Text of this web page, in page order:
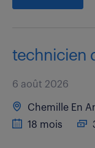
technicien
6 août 2026
Chemille En
18 mois